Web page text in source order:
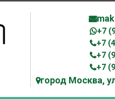
+7
+7
+7
+7
город Москва,